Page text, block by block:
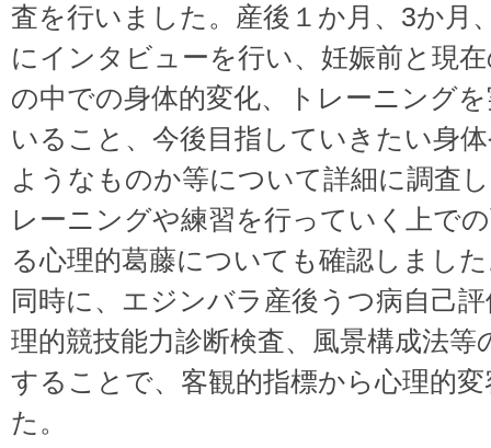
査を行いました。産後１か月、3か月
にインタビューを行い、妊娠前と現
の中での身体的変化、トレーニング
いること、今後目指していきたい身
ようなものか等について詳細に調査
レーニングや練習を行っていく上で
る心理的葛藤についても確認しまし
同時に、エジンバラ産後うつ病自己
理的競技能力診断検査、風景構成法
することで、客観的指標から心理的
た。